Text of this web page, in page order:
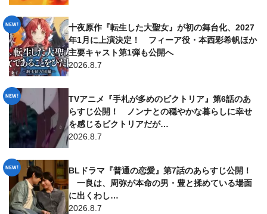
十夜原作『転生した大聖女』が初の舞台化、2027
年1月に上演決定！ フィーア役・本西彩希帆ほか
主要キャスト第1弾も公開へ
2026.8.7
TVアニメ『手札が多めのビクトリア』第6話のあ
らすじ公開！ ノンナとの穏やかな暮らしに幸せ
を感じるビクトリアだが…
2026.8.7
BLドラマ『普通の恋愛』第7話のあらすじ公開！
一良は、周弥が本命の男・豊と揉めている場面
に出くわし…
2026.8.7